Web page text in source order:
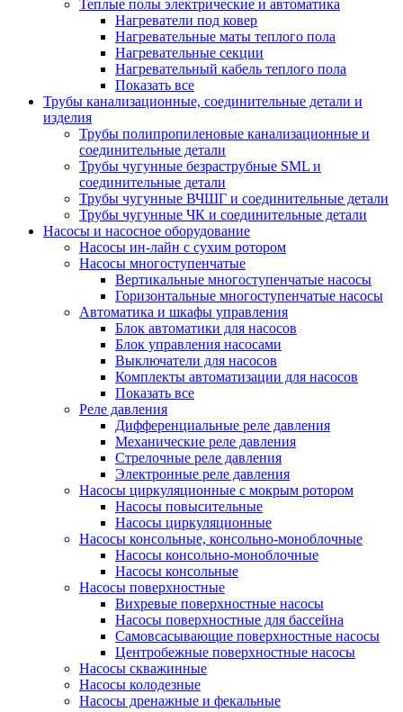
Теплые полы электрические и автоматика
Нагреватели под ковер
Нагревательные маты теплого пола
Нагревательные секции
Нагревательный кабель теплого пола
Показать все
Трубы канализационные, соединительные детали и
изделия
Трубы полипропиленовые канализационные и
соединительные детали
Трубы чугунные безраструбные SML и
соединительные детали
Трубы чугунные ВЧШГ и соединительные детали
Трубы чугунные ЧК и соединительные детали
Насосы и насосное оборудование
Насосы ин-лайн с сухим ротором
Насосы многоступенчатые
Вертикальные многоступенчатые насосы
Горизонтальные многоступенчатые насосы
Автоматика и шкафы управления
Блок автоматики для насосов
Блок управления насосами
Выключатели для насосов
Комплекты автоматизации для насосов
Показать все
Реле давления
Дифференциальные реле давления
Механические реле давления
Стрелочные реле давления
Электронные реле давления
Насосы циркуляционные с мокрым ротором
Насосы повысительные
Насосы циркуляционные
Насосы консольные, консольно-моноблочные
Насосы консольно-моноблочные
Насосы консольные
Насосы поверхностные
Вихревые поверхностные насосы
Насосы поверхностные для бассейна
Самовсасывающие поверхностные насосы
Центробежные поверхностные насосы
Насосы скважинные
Насосы колодезные
Насосы дренажные и фекальные